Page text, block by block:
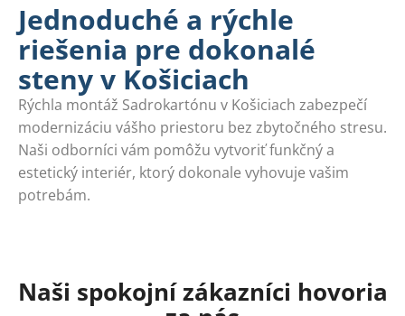
Jednoduché a rýchle
riešenia pre dokonalé
steny v Košiciach
Rýchla montáž Sadrokartónu v Košiciach zabezpečí
modernizáciu vášho priestoru bez zbytočného stresu.
Naši odborníci vám pomôžu vytvoriť funkčný a
estetický interiér, ktorý dokonale vyhovuje vašim
potrebám.
Naši spokojní zákazníci hovoria